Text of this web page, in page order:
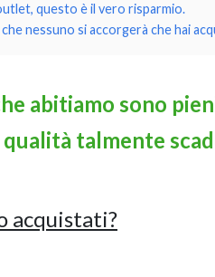
questo è il vero risparmio.
nessuno si accorgerà che hai
abitiamo sono
talmente
acquistati?